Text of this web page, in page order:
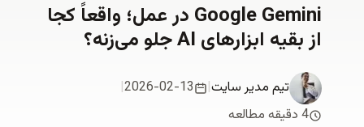
Google Gemini در عمل؛ واقعاً کجا
از بقیه ابزارهای AI جلو می‌زنه؟
تیم مدیر سایت|
2026-02-13
|
4 دقیقه مطالعه